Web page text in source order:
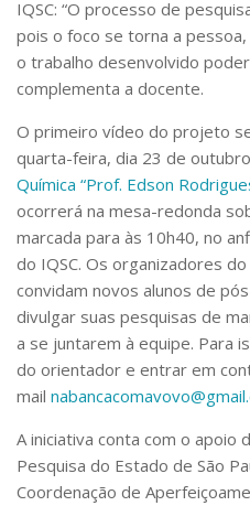
IQSC: “O processo de
pois o foco se torna a
o trabalho desenvolvido
complementa a docente.
O primeiro vídeo do projeto
quarta-feira, dia 23 de
Química “Prof. Edson
ocorrerá na mesa-redonda
marcada para às 10h40, no
do IQSC. Os organizadores do
convidam novos alunos de
divulgar suas pesquisas de
a se juntarem à equipe. Para
do orientador e entrar em
mail
A iniciativa conta com o apoio
Pesquisa do Estado de São
Coordenação de